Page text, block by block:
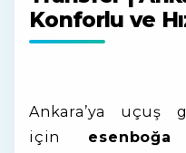
Konforlu ve
Ankara’ya uçuş
için